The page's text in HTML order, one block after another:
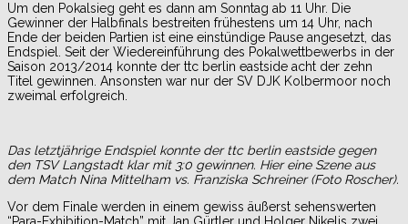
Um den Pokalsieg geht es dann am Sonntag ab 11 Uhr. Die
Gewinner der Halbfinals bestreiten frühestens um 14 Uhr, nach
Ende der beiden Partien ist eine einstündige Pause angesetzt, das
Endspiel. Seit der Wiedereinführung des Pokalwettbewerbs in der
Saison 2013/2014 konnte der ttc berlin eastside acht der zehn
Titel gewinnen. Ansonsten war nur der SV DJK Kolbermoor noch
zweimal erfolgreich.
Das letztjährige Endspiel konnte der ttc berlin eastside gegen
den TSV Langstadt klar mit 3:0 gewinnen. Hier eine Szene aus
dem Match Nina Mittelham vs. Franziska Schreiner (Foto Roscher).
Vor dem Finale werden in einem gewiss äußerst sehenswerten